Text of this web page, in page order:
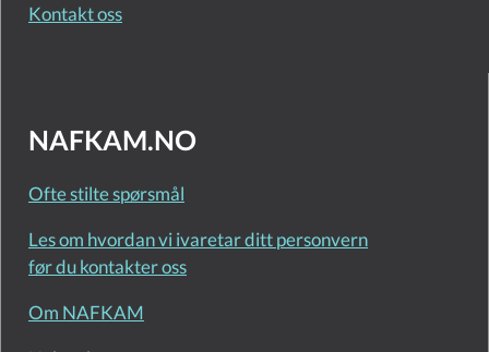
Kontakt oss
NAFKAM.NO
Ofte stilte spørsmål
Les om hvordan vi ivaretar ditt personvern
før du kontakter oss
Om NAFKAM